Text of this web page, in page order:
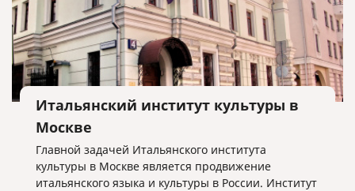
Итальянский институт культуры в
Москве
Главной задачей Итальянского института
культуры в Москве является продвижение
итальянского языка и культуры в России. Институт